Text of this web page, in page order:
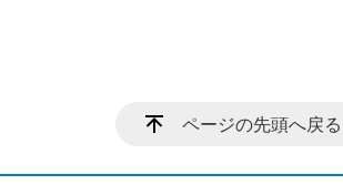
ページの先頭へ戻る